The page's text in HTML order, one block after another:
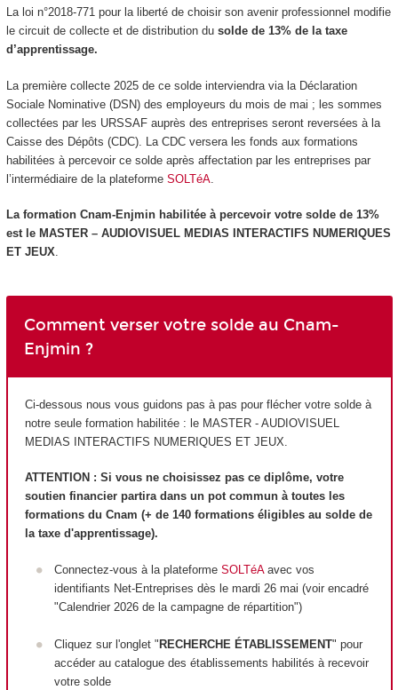
La loi n°2018-771 pour la liberté de choisir son avenir professionnel modifie
le circuit de collecte et de distribution du solde de 13% de la taxe
d’apprentissage.
La première collecte 2025 de ce solde interviendra via la Déclaration
Sociale Nominative (DSN) des employeurs du mois de mai ; les sommes
collectées par les URSSAF auprès des entreprises seront reversées à la
Caisse des Dépôts (CDC). La CDC versera les fonds aux formations
habilitées à percevoir ce solde après affectation par les entreprises par
l’intermédiaire de la plateforme SOLTéA.
La formation Cnam-Enjmin habilitée à percevoir votre solde de 13%
est le MASTER – AUDIOVISUEL MEDIAS INTERACTIFS NUMERIQUES
ET JEUX.
Comment verser votre solde au Cnam-
Enjmin ?
Ci-dessous nous vous guidons pas à pas pour flécher votre solde à
notre seule formation habilitée : le MASTER - AUDIOVISUEL
MEDIAS INTERACTIFS NUMERIQUES ET JEUX.
ATTENTION : Si vous ne choisissez pas ce diplôme, votre
soutien financier partira dans un pot commun à toutes les
formations du Cnam (+ de 140 formations éligibles au solde de
la taxe d'apprentissage).
Connectez-vous à la plateforme SOLTéAavec vos
identifiants Net-Entreprises dès le mardi 26 mai (voir encadré
"Calendrier 2026 de la campagne de répartition")
Cliquez sur l'onglet "RECHERCHE ÉTABLISSEMENT" pour
accéder au catalogue des établissements habilités à recevoir
votre solde